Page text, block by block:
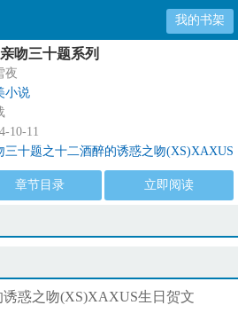
我的书架
亲吻三十题系列
夜
小说
10-11
三十题之十二酒醉的诱惑之吻(XS)XAXUS
章节目录 立即阅读
惑之吻(XS)XAXUS生日贺文